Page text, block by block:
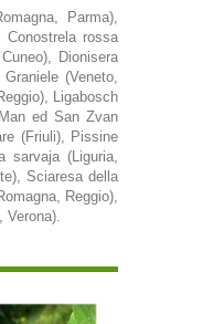
Parma),
Conostrela rossa
Dionisera
(Veneto,
Ligabosch
ed San Zvan
(Friuli), Pissine
sarvaja (Liguria,
Sciaresa della
Reggio),
Verona).